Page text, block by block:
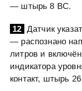
— штырь 8 BC.
12 Датчик
— распознано
литров и
индикатора
контакт, штырь